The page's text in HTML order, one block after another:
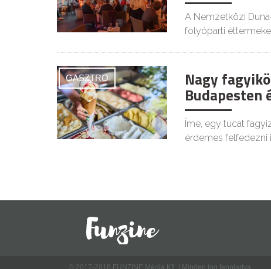
A Nemzetközi
folyóparti
GASZTRO Nagy
Budapesten
Íme, egy tucat
érdemes felfedezni
© 2017-2018 FUNZINE Média Kft. | Minden jog fenntartva